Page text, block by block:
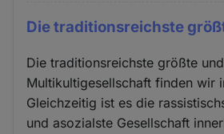
Die traditionsreichste
Die traditionsreichste größte
Multikultigesellschaft finden wir
Gleichzeitig ist es die
und asozialste Gesellschaft